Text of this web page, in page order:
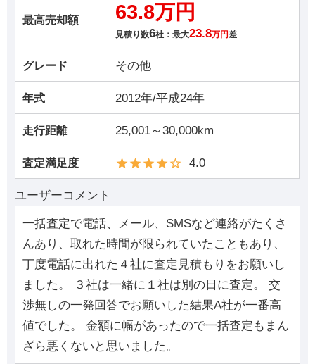
最高売却額 63.8万円
見積り数6社：最大23.8万円差
グレード その他
年式 2012年/平成24年
走行距離 25,001～30,000km
査定満足度 4.0
ユーザーコメント
一括査定で電話、メール、SMSなど連絡がたくさ
んあり、取れた時間が限られていたこともあり、
丁度電話に出れた４社に査定見積もりをお願いし
ました。 ３社は一緒に１社は別の日に査定。 交
渉無しの一発回答でお願いした結果A社が一番高
値でした。 金額に幅があったので一括査定もまん
ざら悪くないと思いました。